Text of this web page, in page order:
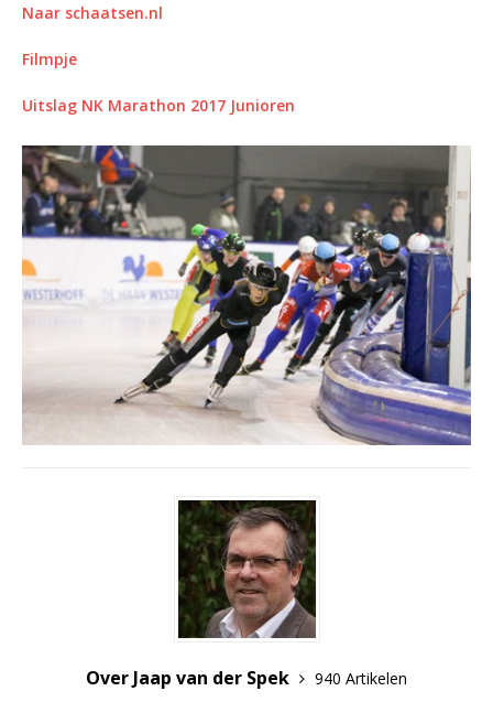
Naar schaatsen.nl
Filmpje
Uitslag NK Marathon 2017 Junioren
Over Jaap van der Spek
940 Artikelen